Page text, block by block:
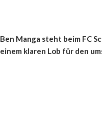
Ben Manga steht beim FC
einem klaren Lob für den